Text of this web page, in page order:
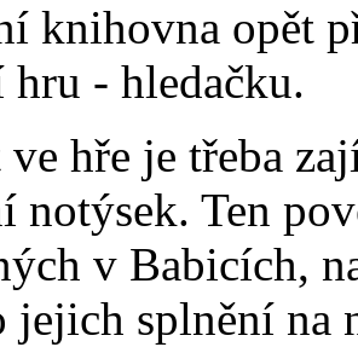
knihovna opět
- hledačku.
ve hře je třeba
notýsek. Ten
v Babicích,
jejich splnění na